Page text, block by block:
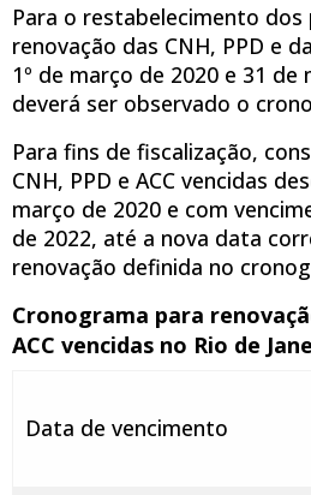
Para o restabelecimento dos
renovação das CNH, PPD e
1º de março de 2020 e 31 de
deverá ser observado o
Para fins de fiscalização,
CNH, PPD e ACC vencidas
março de 2020 e com
de 2022, até a nova data
renovação definida no
Cronograma para
ACC vencidas no Rio de
Data de vencimento